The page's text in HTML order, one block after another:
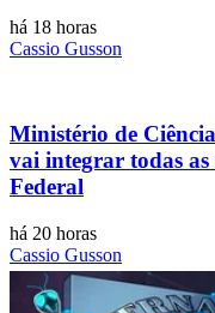
há 18 horas
Cassio Gusson
Ministério de
vai integrar todas
Federal
há 20 horas
Cassio Gusson